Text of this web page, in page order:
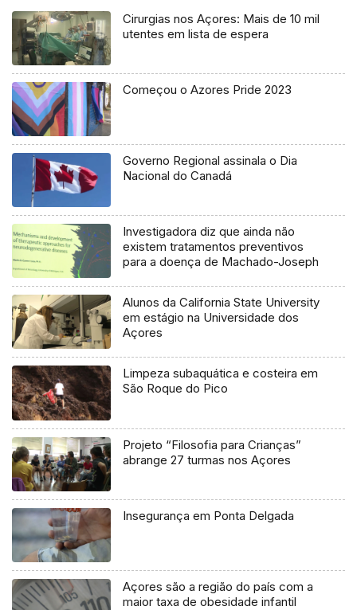
Cirurgias nos Açores: Mais de 10 mil
utentes em lista de espera
Começou o Azores Pride 2023
Governo Regional assinala o Dia
Nacional do Canadá
Investigadora diz que ainda não
existem tratamentos preventivos
para a doença de Machado-Joseph
Alunos da California State University
em estágio na Universidade dos
Açores
Limpeza subaquática e costeira em
São Roque do Pico
Projeto “Filosofia para Crianças”
abrange 27 turmas nos Açores
Insegurança em Ponta Delgada
Açores são a região do país com a
maior taxa de obesidade infantil